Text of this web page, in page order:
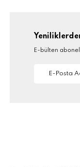
E-bülten